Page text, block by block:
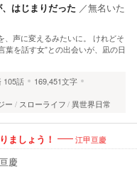
はじまりだった ／無名いた
、声に変えるみたいに。 けれどそ
葉を話す女”との出会いが、凪の日
105話
169,451文字
ー スローライフ 異世界日常
ましょう！ 江甲亘慶
慶